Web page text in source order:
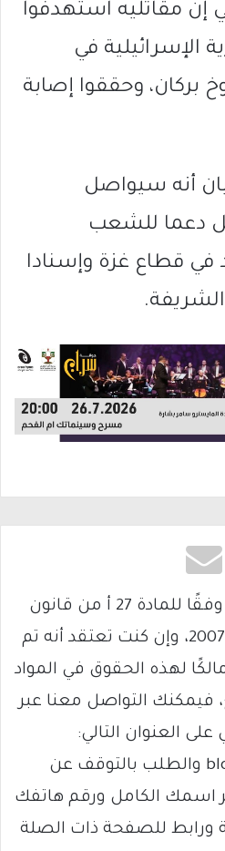
إن مقاتليه استهدفوا
الإسرائيلية في
بركان، وحققوا إصابة
أنه سيواصل
دعما للشعب
قطاع غزة وإسنادا
يتم الاستخدام المواد وفقًا للمادة 27 أ من قانون
حقوق التأليف والنشر 2007، وإن كنت تعتقد أنه تم
لهذه الحقوق في المواد
فيمكنك التواصل معنا عبر
على العنوان التالي:
bldtna3@gmail.com والطلب بالتوقف عن
اسمك الكامل ورقم هاتفك
ورابط للصفحة ذات الصلة